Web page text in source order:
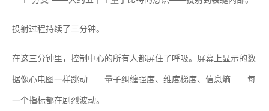
投射过程持续了三分钟。
在这三分钟里，控制中心的所有人都屏住了呼吸。屏幕上显示的数
据像心电图一样跳动——量子纠缠强度、维度梯度、信息熵——每
一个指标都在剧烈波动。